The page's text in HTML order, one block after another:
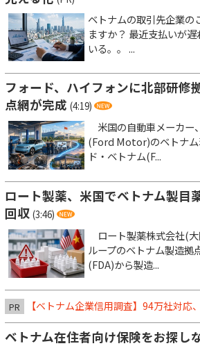
ベトナムの取引先企業の
ますか？ 最近支払いが
いる。。 ...
フォード、ハイフォンに北部研
点網が完成 (4:19)
米国の自動車メーカー
(Ford Motor)のベトナム
ド・ベトナム(F...
ロート製薬、米国でベトナム製目
回収 (3:46)
ロート製薬株式会社(
ループのベトナム製造拠
(FDA)から製造...
PR 【ベトナム企業信用調査】94万社対応
ベトナム在住者向け保険をお探し